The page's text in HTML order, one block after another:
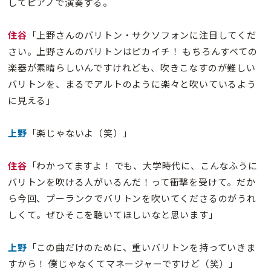
住谷 「上野さんのバリトン・サクソフォンに注目してくだ
さい。上野さんのバリトンはピカイチ！ もちろんすべての
楽器が素晴らしいんですけれども、吹きこなすのが難しい
バリトンを、まるでアルトのように楽々と吹いているよう
に見える」
上野 「楽じゃないよ（笑）」
住谷 「わかってますよ！ でも、大学時代に、こんなふうに
バリトンを吹ける人がいるんだ！って衝撃を受けて。だか
ら今回、プーランクでバリトンを吹いてくださるのがうれ
しくて。ぜひそこを聴いてほしいなと思います」
上野 「この曲だけのために、重いバリトンを持っていきま
すから！ 僕じゃなくてマネージャーですけど（笑）」